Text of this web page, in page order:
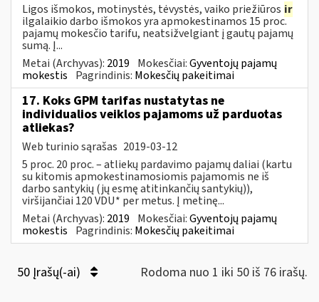
Ligos išmokos, motinystės, tėvystės, vaiko priežiūros ir
ilgalaikio darbo išmokos yra apmokestinamos 15 proc.
pajamų mokesčio tarifu, neatsižvelgiant į gautų pajamų
sumą. Į...
Metai (Archyvas): 2019 Mokesčiai:Gyventojų pajamų
mokestis Pagrindinis: Mokesčių pakeitimai
17. Koks GPM tarifas nustatytas ne
individualios veiklos pajamoms už parduotas
atliekas?
Web turinio sąrašas 2019-03-12
5 proc. 20 proc. – atliekų pardavimo pajamų daliai (kartu
su kitomis apmokestinamosiomis pajamomis ne iš
darbo santykių (jų esmę atitinkančių santykių)),
viršijančiai 120 VDU* per metus. Į metinę...
Metai (Archyvas): 2019 Mokesčiai:Gyventojų pajamų
mokestis Pagrindinis: Mokesčių pakeitimai
50 Įrašų(-ai) Rodoma nuo 1 iki 50 iš 76 irašų.